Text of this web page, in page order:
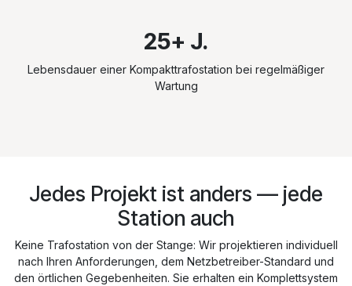
25+ J.
Lebensdauer einer Kompakttrafostation bei regelmäßiger
Wartung
Jedes Projekt ist anders — jede
Station auch
Keine Trafostation von der Stange: Wir projektieren individuell
nach Ihren Anforderungen, dem Netzbetreiber-Standard und
den örtlichen Gegebenheiten. Sie erhalten ein Komplettsystem